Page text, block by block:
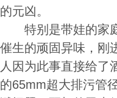
的元凶。
特别是带娃的家庭
催生的顽固异味，刚
人因为此事直接给了
的65mm超大排污管